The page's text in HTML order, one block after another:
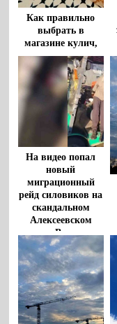
Как правильно
выбрать в
магазине кулич,
рассказали
воронежцам
На видео попал
новый
миграционный
рейд силовиков на
скандальном
Алексеевском
рынке Воронежа